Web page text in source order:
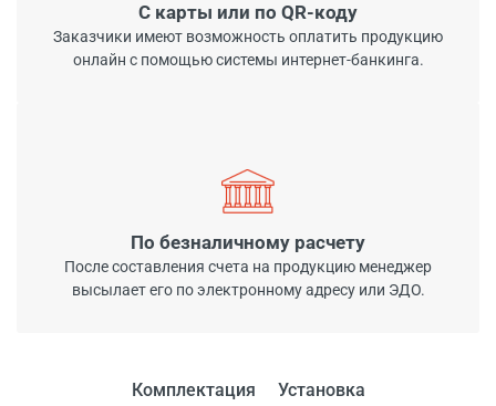
С карты или по QR-коду
Заказчики имеют возможность оплатить продукцию
онлайн с помощью системы интернет-банкинга.
По безналичному расчету
После составления счета на продукцию менеджер
высылает его по электронному адресу или ЭДО.
Комплектация Установка